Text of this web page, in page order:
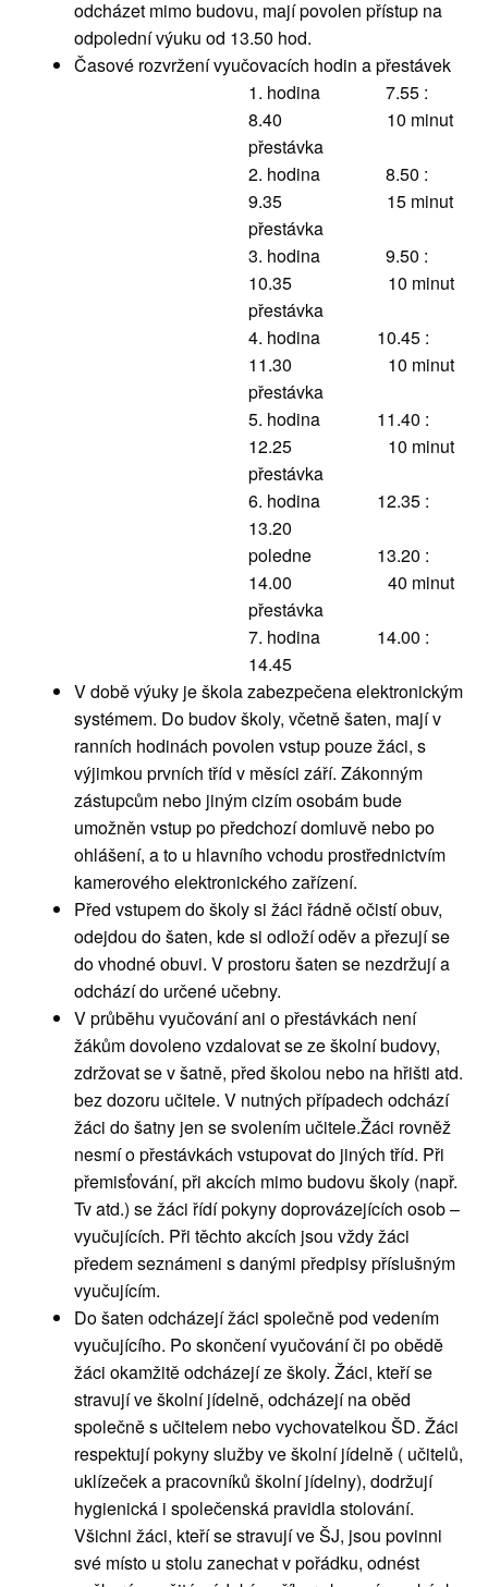
odcházet mimo budovu, mají povolen přístup na
odpolední výuku od 13.50 hod.
Časové rozvržení vyučovacích hodin a přestávek
1. hodina 7.55 :
8.40 10 minut
přestávka
2. hodina 8.50 :
9.35 15 minut
přestávka
3. hodina 9.50 :
10.35 10 minut
přestávka
4. hodina 10.45 :
11.30 10 minut
přestávka
5. hodina 11.40 :
12.25 10 minut
přestávka
6. hodina 12.35 :
13.20
poledne 13.20 :
14.00 40 minut
přestávka
7. hodina 14.00 :
14.45
V době výuky je škola zabezpečena elektronickým
systémem. Do budov školy, včetně šaten, mají v
ranních hodinách povolen vstup pouze žáci, s
výjimkou prvních tříd v měsíci září. Zákonným
zástupcům nebo jiným cizím osobám bude
umožněn vstup po předchozí domluvě nebo po
ohlášení, a to u hlavního vchodu prostřednictvím
kamerového elektronického zařízení.
Před vstupem do školy si žáci řádně očistí obuv,
odejdou do šaten, kde si odloží oděv a přezují se
do vhodné obuvi. V prostoru šaten se nezdržují a
odchází do určené učebny.
V průběhu vyučování ani o přestávkách není
žákům dovoleno vzdalovat se ze školní budovy,
zdržovat se v šatně, před školou nebo na hřišti atd.
bez dozoru učitele. V nutných případech odchází
žáci do šatny jen se svolením učitele.Žáci rovněž
nesmí o přestávkách vstupovat do jiných tříd. Při
přemisťování, při akcích mimo budovu školy (např.
Tv atd.) se žáci řídí pokyny doprovázejících osob –
vyučujících. Při těchto akcích jsou vždy žáci
předem seznámeni s danými předpisy příslušným
vyučujícím.
Do šaten odcházejí žáci společně pod vedením
vyučujícího. Po skončení vyučování či po obědě
žáci okamžitě odcházejí ze školy. Žáci, kteří se
stravují ve školní jídelně, odcházejí na oběd
společně s učitelem nebo vychovatelkou ŠD. Žáci
respektují pokyny služby ve školní jídelně ( učitelů,
uklízeček a pracovníků školní jídelny), dodržují
hygienická i společenská pravidla stolování.
Všichni žáci, kteří se stravují ve ŠJ, jsou povinni
své místo u stolu zanechat v pořádku, odnést